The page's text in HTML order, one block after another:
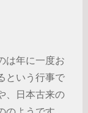
は年に一度お
という行事で
、日本古来の